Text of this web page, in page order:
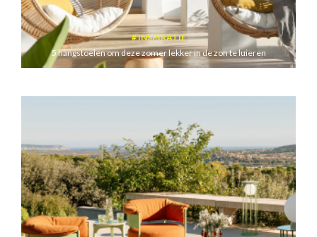
INSPIRATIE
5 hangstoelen om deze zomer lekker in de zon te luieren